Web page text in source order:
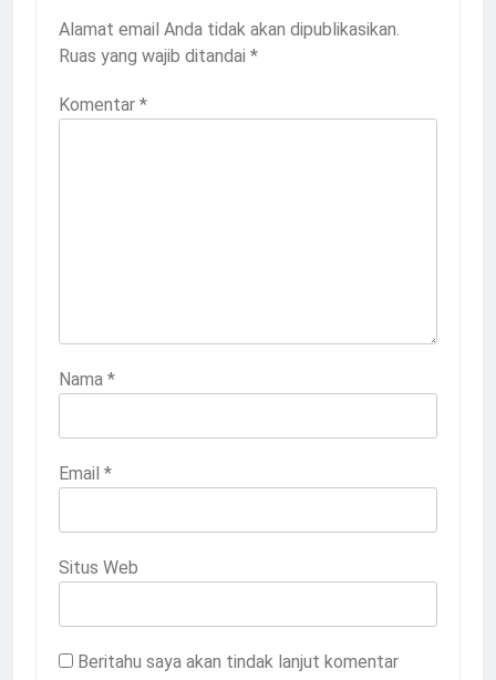
Alamat email Anda tidak akan dipublikasikan.
Ruas yang wajib ditandai *
Komentar *
Nama *
Email *
Situs Web
Beritahu saya akan tindak lanjut komentar